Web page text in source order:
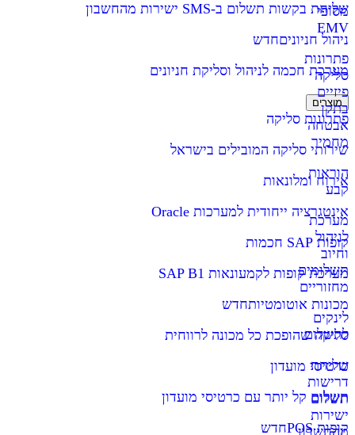
מסופי
EMV
פתרונות
סליקה
פיזיים
בתקן
אבטחה
מחמיר
הוראות
קבע
מערכת
לניהול
וחיוב
תשלומים
מחזוריים
לינקים
לתשלום
שליחת
דרישות
תשלום
ישירות
מהחשבון
שליחת בקשות תשלום ב-SMS ישירות מהחשבון
ניהול חניוניםחדש
מערכת חכמה לניהול וסליקת חניונים
מוצרים
פתרונות סליקה
שירותי סליקה המובילים בישראל
אירוח ומלונאות
אינטגרציה ייחודית למערכות Oracle
קופות SAP חכמות
מערכת קופות לקמעונאות SAP B1
מכונות אוטומטיותחדש
סליקה שהופכת כל מכונה לרווחית
כרטיסי מועדון
תשלום קל יותר עם כרטיסי מועדון
קופות POS
חדש